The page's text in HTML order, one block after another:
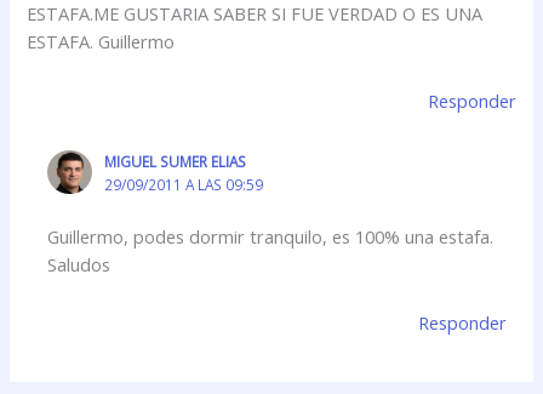
ESTAFA.ME GUSTARIA SABER SI FUE VERDAD O ES UNA
ESTAFA. Guillermo
Responder
MIGUEL SUMER ELIAS
29/09/2011 A LAS 09:59
Guillermo, podes dormir tranquilo, es 100% una estafa.
Saludos
Responder